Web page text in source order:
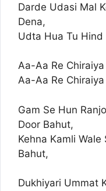
Darde Udasi Mal
Dena,
Udta Hua Tu
Aa-Aa Re
Aa-Aa Re
Gam Se Hun
Door Bahut,
Kehna Kamli
Bahut,
Dukhiyari Ummat